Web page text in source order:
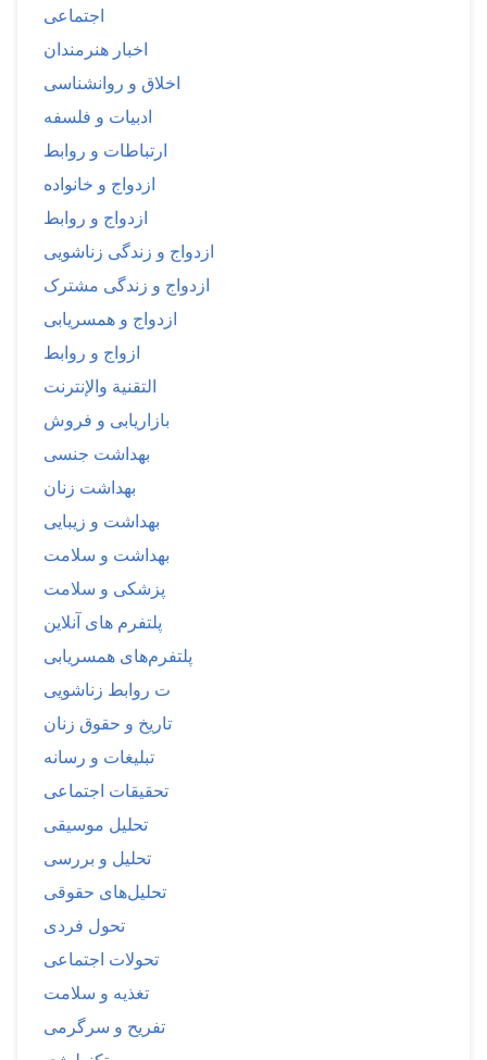
اجتماعی
اخبار هنرمندان
اخلاق و روانشناسی
ادبیات و فلسفه
ارتباطات و روابط
ازدواج و خانواده
ازدواج و روابط
ازدواج و زندگی زناشویی
ازدواج و زندگی مشترک
ازدواج و همسریابی
ازواج و روابط
التقنية والإنترنت
بازاریابی و فروش
بهداشت جنسی
بهداشت زنان
بهداشت و زیبایی
بهداشت و سلامت
پزشکی و سلامت
پلتفرم های آنلاین
پلتفرم‌های همسریابی
ت روابط زناشویی
تاریخ و حقوق زنان
تبلیغات و رسانه
تحقیقات اجتماعی
تحلیل موسیقی
تحلیل و بررسی
تحلیل‌های حقوقی
تحول فردی
تحولات اجتماعی
تغذیه و سلامت
تفریح و سرگرمی